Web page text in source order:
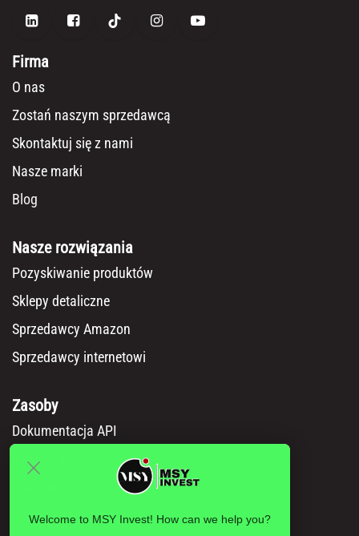
Firma
O nas
Zostań naszym sprzedawcą
Skontaktuj się z nami
Nasze marki
Blog
Nasze rozwiązania
Pozyskiwanie produktów
Sklepy detaliczne
Sprzedawcy Amazon
Sprzedawcy internetowi
Zasoby
Dokumentacja API
Katalog Msy
Polityka prywatności
Welcome to MSY Invest! How can we help you?